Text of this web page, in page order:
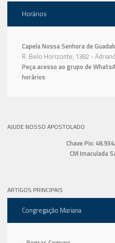
Horários
Capela Nossa Senhora de
R. Belo Horizonte, 1382 -
Peça acesso ao grupo de
horários
AJUDE NOSSO APOSTOLADO
Chave Pix:
CM Imaculada
ARTIGOS PRINCIPAIS
Congregação Mariana